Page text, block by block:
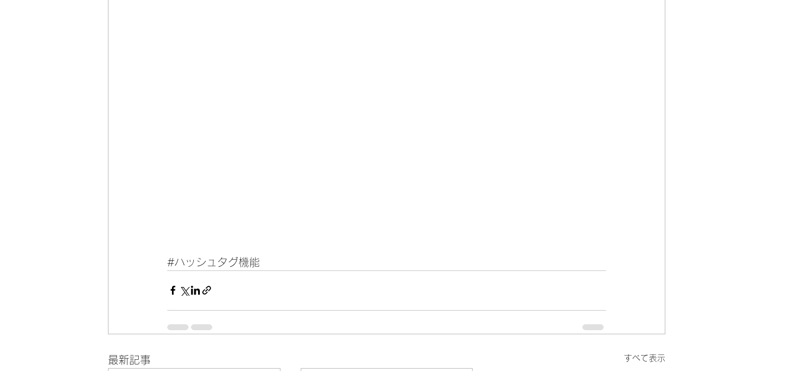
#ハッシュタグ機能
最新記事 すべて表示